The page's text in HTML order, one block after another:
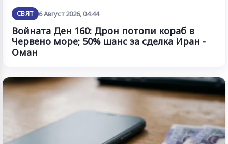
СВЯТ 6 Август 2026, 04:44
Войната Ден 160: Дрон потопи кораб в
Червено море; 50% шанс за сделка Иран -
Оман